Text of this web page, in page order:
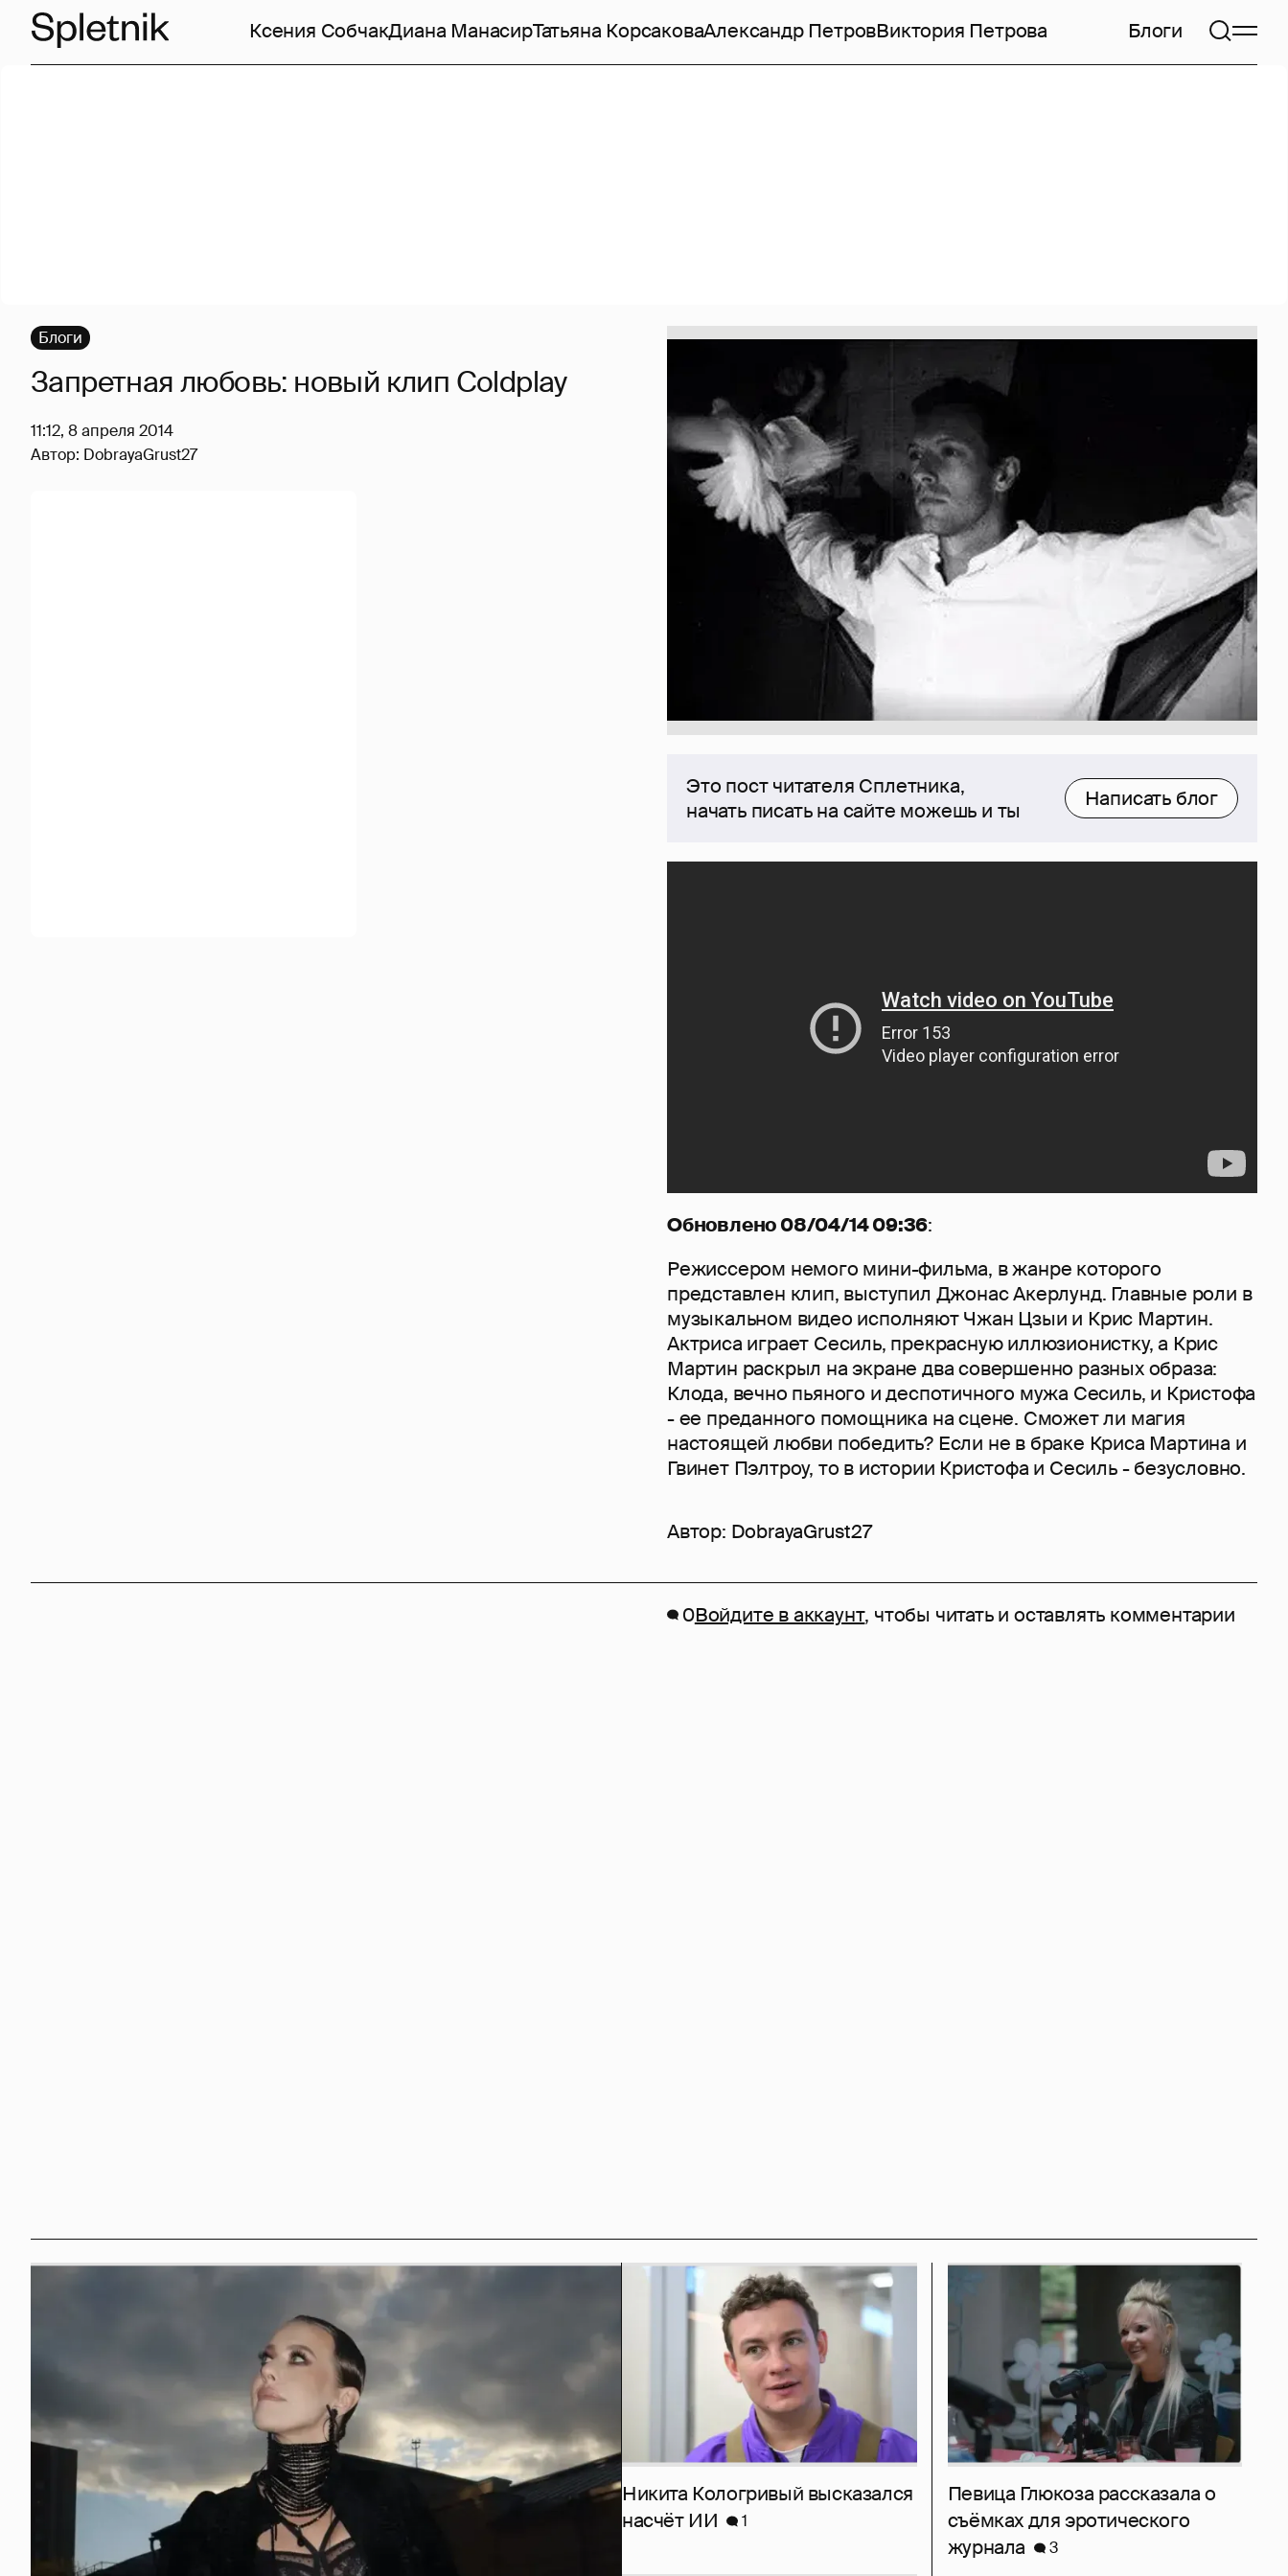
Ксения СобчакДиана МанасирТатьяна КорсаковаАлександр ПетровВиктория Петрова Блоги
Это пост читателя Сплетника,
начать писать на сайте можешь и ты
Написать блог
Обновлено 08/04/14 09:36:
Режиссером немого мини-фильма, в жанре которого
представлен клип, выступил Джонас Акерлунд. Главные роли в
музыкальном видео исполняют Чжан Цзыи и Крис Мартин.
Актриса играет Сесиль, прекрасную иллюзионистку, а Крис
Мартин раскрыл на экране два совершенно разных образа:
Клода, вечно пьяного и деспотичного мужа Сесиль, и Кристофа
- ее преданного помощника на сцене. Сможет ли магия
настоящей любви победить? Если не в браке Криса Мартина и
Гвинет Пэлтроу, то в истории Кристофа и Сесиль - безусловно.
Автор: DobrayaGrust27
Блоги
Запретная любовь: новый клип Coldplay
11:12, 8 апреля 2014
Автор: DobrayaGrust27
0Войдите в аккаунт, чтобы читать и оставлять комментарии
Никита Кологривый высказался
насчёт ИИ
1
Певица Глюкоза рассказала о
съёмках для эротического
журнала
3